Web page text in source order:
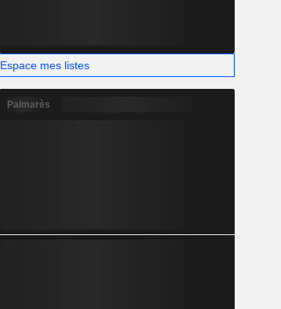
Espace mes listes
Palmarès